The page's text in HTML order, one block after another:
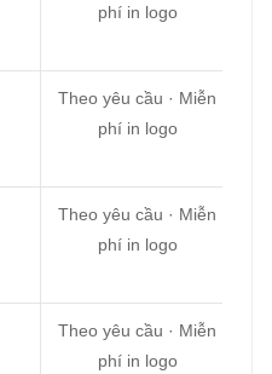
phí in logo
Theo yêu cầu · Miễn
phí in logo
Theo yêu cầu · Miễn
phí in logo
Theo yêu cầu · Miễn
phí in logo